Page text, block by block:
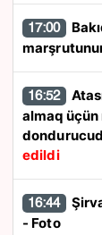
17:00
16:52
almaq
edildi
16:44
- Foto